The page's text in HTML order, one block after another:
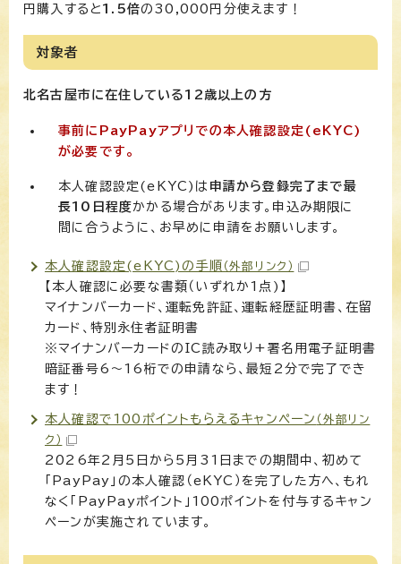
円購入すると 1.5倍の30,000円分使えます！
対象者
北名古屋市に在住している12歳以上の方
事前にPayPayアプリでの本人確認設定(eKYC)
が必要です。
本人確認設定(eKYC)は 申請から登録完了まで最
長10日程度かかる場合があります。申込み期限に
間に合うように、お早めに申請をお願いします。
本人確認設定(eKYC)の手順 （外部リンク）
【本人確認に必要な書類（いずれか1点)】
マイナンバーカード、運転免許証、運転経歴証明書、在留
カード、特別永住者証明書
※マイナンバーカードのIC読み取り+署名用電子証明書
暗証番号6～16桁での申請なら、最短2分で完了でき
ます！
本人確認で100ポイントもらえるキャンペーン （外部リン
ク）
2026年2月5日から5月31日までの期間中、初めて
「PayPay」の本人確認（eKYC）を完了した方へ、もれ
なく「PayPayポイント」100ポイントを付与するキャン
ペーンが実施されています。